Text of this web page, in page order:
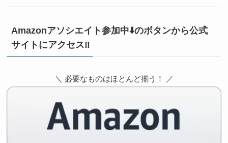
Amazonアソシエイト参加中⬇️のボタンから公式
サイトにアクセス‼️
＼ 必要なものはほとんど揃う！ ／